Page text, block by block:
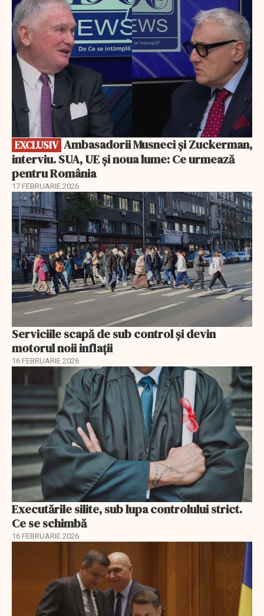
EXCLUSIV
interviu. SUA, UE și noua lume: Ce urmează
pentru România
17 FEBRUARIE 2026
Serviciile scapă de sub control și devin
motorul noii inflații
16 FEBRUARIE 2026
Executările silite, sub lupa controlului strict.
Ce se schimbă
16 FEBRUARIE 2026